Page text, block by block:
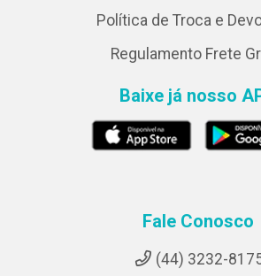
Política de Troca e
Regulamento Frete
Baixe já nosso
Fale Conosco
(44) 3232-